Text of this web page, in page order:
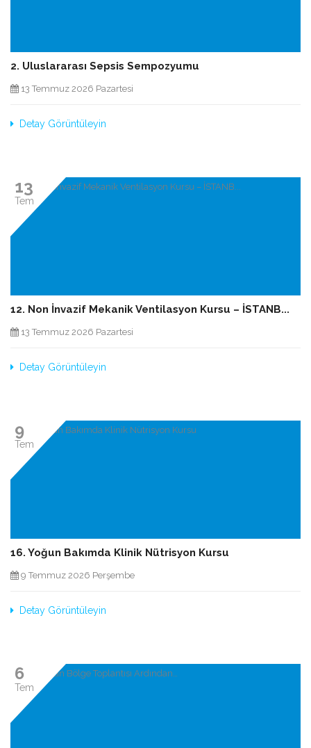
2. Uluslararası Sepsis Sempozyumu
13 Temmuz 2026 Pazartesi
Detay Görüntüleyin
13
Tem
12. Non İnvazif Mekanik Ventilasyon Kursu – İSTANB...
13 Temmuz 2026 Pazartesi
Detay Görüntüleyin
9
Tem
16. Yoğun Bakımda Klinik Nütrisyon Kursu
9 Temmuz 2026 Perşembe
Detay Görüntüleyin
6
Tem